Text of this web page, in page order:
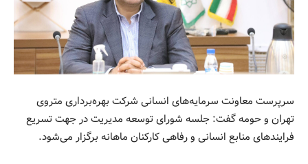
سرپرست معاونت سرمایه‌های انسانی شرکت بهره‌برداری متروی
تهران و حومه گفت: جلسه شورای توسعه مدیریت در جهت تسریع
فرایندهای منابع انسانی و رفاهی کارکنان ماهانه برگزار می‌شود.